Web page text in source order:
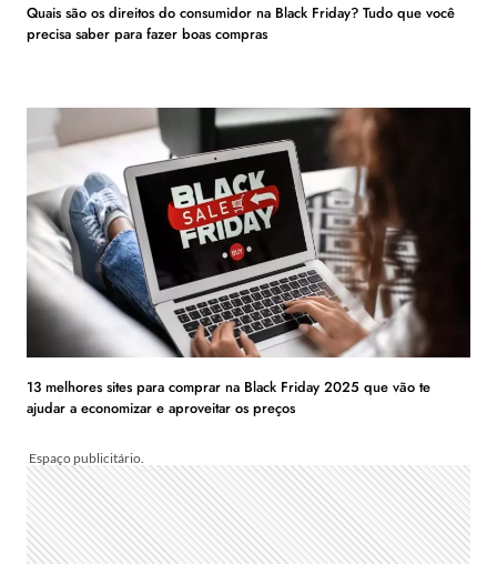
Quais são os direitos do consumidor na Black Friday? Tudo que você
precisa saber para fazer boas compras
13 melhores sites para comprar na Black Friday 2025 que vão te
ajudar a economizar e aproveitar os preços